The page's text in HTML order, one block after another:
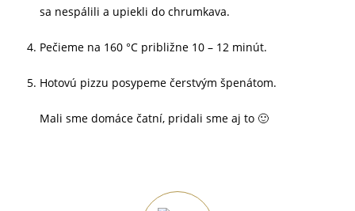
sa nespálili a upiekli do chrumkava.
Pečieme na 160 °C približne 10 – 12 minút.
Hotovú pizzu posypeme čerstvým špenátom.
Mali sme domáce čatní, pridali sme aj to 🙂